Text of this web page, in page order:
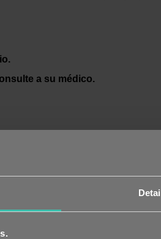
a su médico.
interesado en participar,
informado para
del médico del